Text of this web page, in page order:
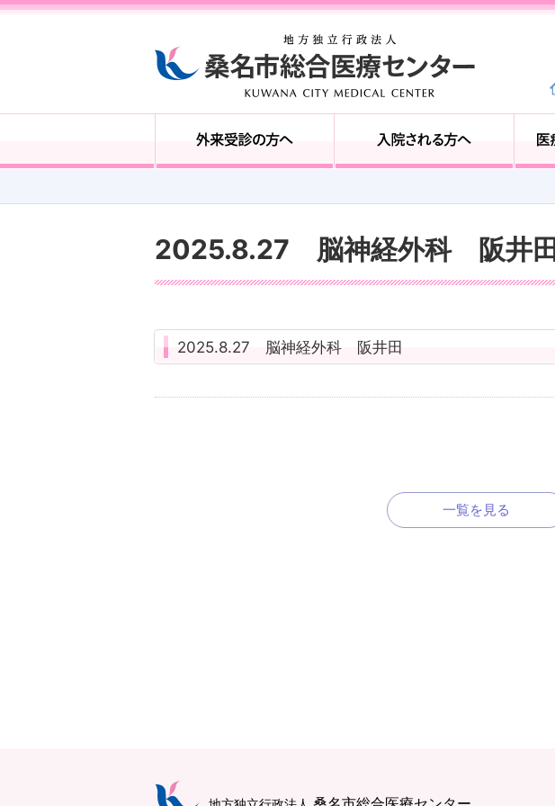
2025.8.27 脳神経外科 阪井田
2025.8.27 脳神経外科 阪井田
一覧を見る